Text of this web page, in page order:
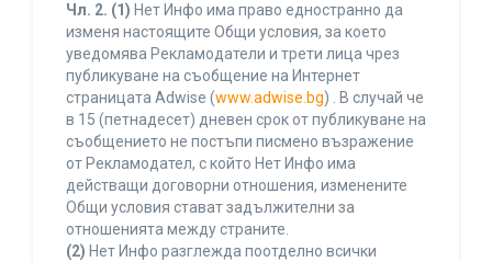
Чл. 2. (1) Нет Инфо има право едностранно да
изменя настоящите Общи условия, за което
уведомява Рекламодатели и трети лица чрез
публикуване на съобщение на Интернет
страницата Adwise (www.adwise.bg) . В случай че
в 15 (петнадесет) дневен срок от публикуване на
съобщението не постъпи писмено възражение
от Рекламодател, с който Нет Инфо има
действащи договорни отношения, изменените
Общи условия стават задължителни за
отношенията между страните.
(2) Нет Инфо разглежда поотделно всички